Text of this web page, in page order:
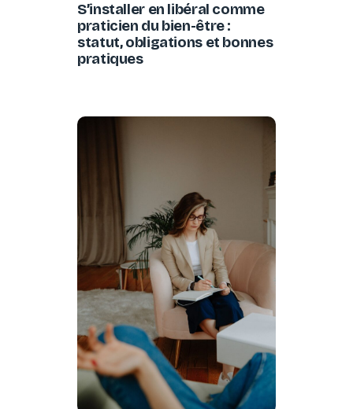
S’installer en libéral comme
praticien du bien-être :
statut, obligations et bonnes
pratiques